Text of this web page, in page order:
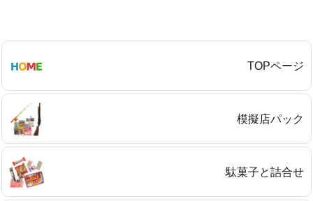
プライバシーポリシーをご確認ください。
プライバシーポリシーを確認しました。
TOPページ
模擬店パック
駄菓子と詰合せ